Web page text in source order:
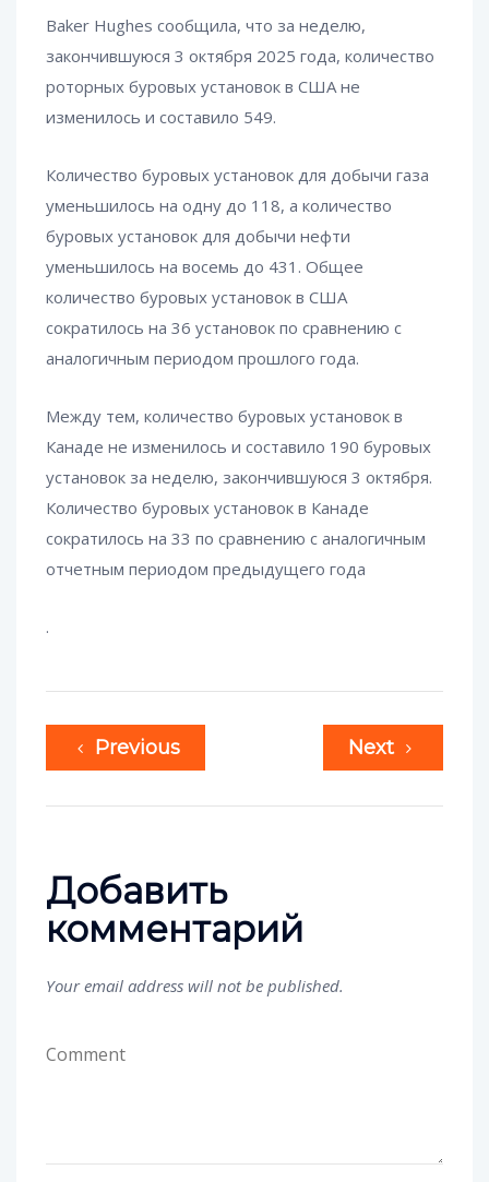
Baker Hughes сообщила, что за неделю,
закончившуюся 3 октября 2025 года, количество
роторных буровых установок в США не
изменилось и составило 549.
Количество буровых установок для добычи газа
уменьшилось на одну до 118, а количество
буровых установок для добычи нефти
уменьшилось на восемь до 431. Общее
количество буровых установок в США
сократилось на 36 установок по сравнению с
аналогичным периодом прошлого года.
Между тем, количество буровых установок в
Канаде не изменилось и составило 190 буровых
установок за неделю, закончившуюся 3 октября.
Количество буровых установок в Канаде
сократилось на 33 по сравнению с аналогичным
отчетным периодом предыдущего года
.
Previous Next
Добавить
комментарий
Your email address will not be published.